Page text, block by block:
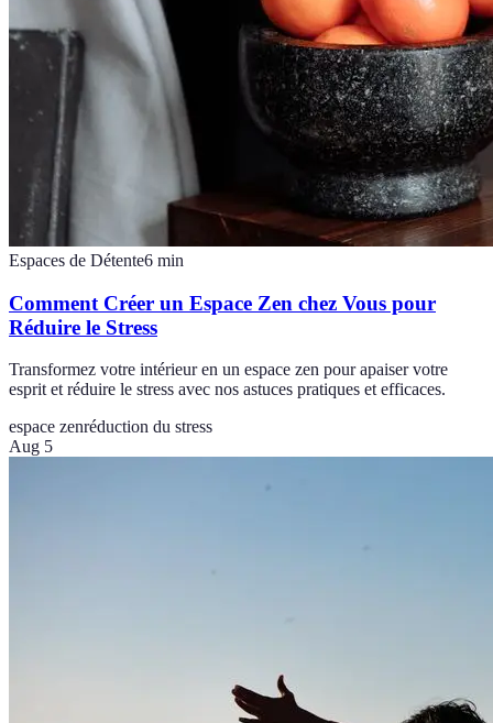
Espaces de Détente6 min
Comment Créer un Espace Zen chez Vous pour
Réduire le Stress
Transformez votre intérieur en un espace zen pour apaiser votre
esprit et réduire le stress avec nos astuces pratiques et efficaces.
espace zenréduction du stress
Aug 5